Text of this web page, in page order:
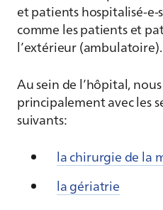
et patients hospitalisé-
comme les patients et
l’extérieur (ambulatoire).
Au sein de l’hôpital,
principalement avec les
suivants:
la chirurgie de la
la gériatrie